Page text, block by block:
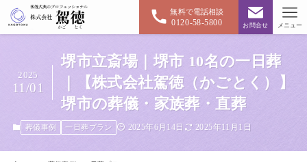
無料で電話相談
0120-58-5800 お問合せ メニュー
堺市立斎場｜堺市 10名の一日葬
｜【株式会社駕徳（かごとく）】
堺市の葬儀・家族葬・直葬
2025
11/01
葬儀事例 一日葬プラン 2025年6月14日 2025年11月1日